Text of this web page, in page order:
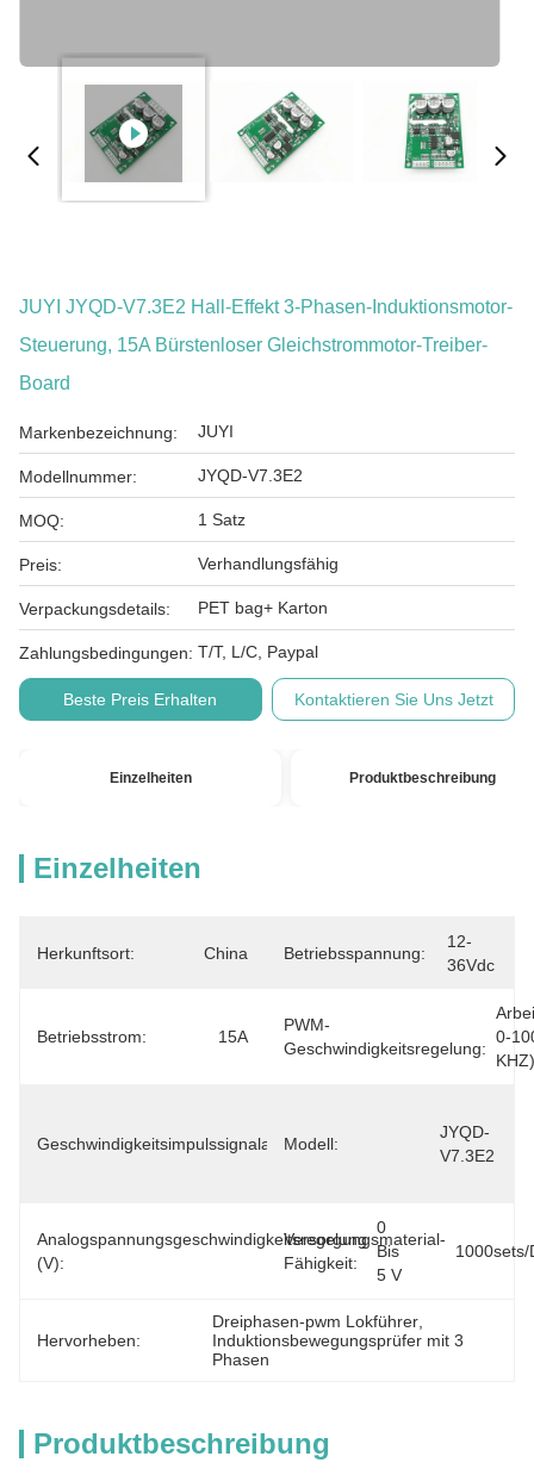
JUYI JYQD-V7.3E2 Hall-Effekt 3-Phasen-Induktionsmotor-
Steuerung, 15A Bürstenloser Gleichstrommotor-Treiber-
Board
Markenbezeichnung: JUYI
Modellnummer: JYQD-V7.3E2
MOQ: 1 Satz
Preis: Verhandlungsfähig
Verpackungsdetails: PET bag+ Karton
Zahlungsbedingungen: T/T, L/C, Paypal
Beste Preis Erhalten Kontaktieren Sie Uns Jetzt
Einzelheiten Produktbeschreibung
Einzelheiten
Herkunftsort: China Betriebsspannung:
12-
36Vdc
Betriebsstrom: 15A
PWM-
Geschwindigkeitsregelung:
0-
KHZ)
Geschwindigkeitsimpulssignalausgabe:
Modell:
JYQD-
V7.3E2
Analogspannungsgeschwindigkeitsregelung
(V):
0
Bis
5 V
Versorgungsmaterial-
Fähigkeit:
Hervorheben:
Dreiphasen-pwm Lokführer
Induktionsbewegungsprüfer mit 3
Phasen
Produktbeschreibung